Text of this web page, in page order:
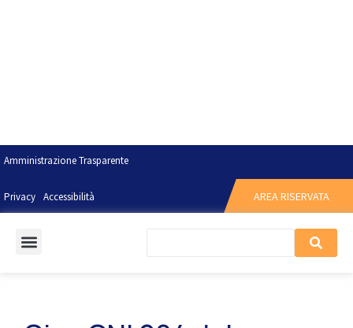
Amministrazione Trasparente
Privacy Accessibilità AREA RISERVATA